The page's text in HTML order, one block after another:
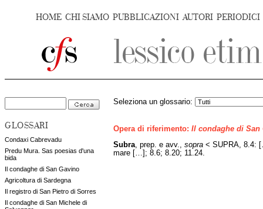
HOME CHI SIAMO PUBBLICAZIONI AUTORI PERIODICI
GLOSSARI
Condaxi Cabrevadu
Predu Mura. Sas poesias d'una
bida
Il condaghe di San Gavino
Agricoltura di Sardegna
Il registro di San Pietro di Sorres
Il condaghe di San Michele di
Seleziona un glossario:
Opera di riferimento: Il condaghe di San
Subra , prep. e avv., sopra < SUPRA, 8.4:
mare […]; 8.6; 8.20; 11.24.